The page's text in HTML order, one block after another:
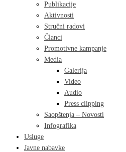
Publikacije
Aktivnosti
Stručni radovi
Članci
Promotivne kampanje
Media
Galerija
Video
Audio
Press clipping
Saopštenja – Novosti
Infografika
Usluge
Javne nabavke